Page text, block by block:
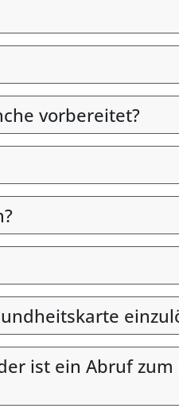
vorbereitet?
ist ein Abruf